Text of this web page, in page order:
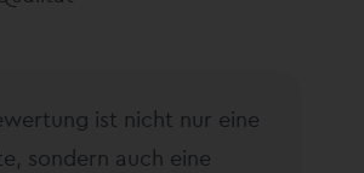
ist nicht nur eine
sondern auch eine